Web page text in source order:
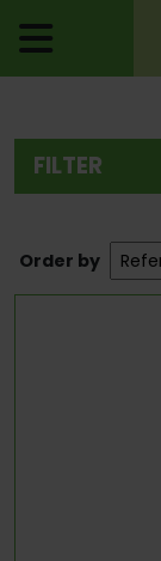
FILTER
Order by